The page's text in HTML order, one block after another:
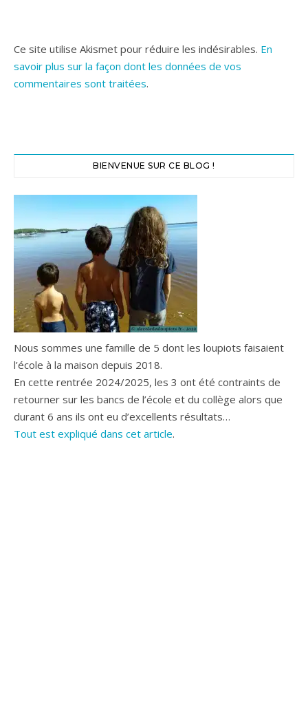
Ce site utilise Akismet pour réduire les indésirables. En
savoir plus sur la façon dont les données de vos
commentaires sont traitées.
BIENVENUE SUR CE BLOG !
Nous sommes une famille de 5 dont les loupiots faisaient
l’école à la maison depuis 2018.
En cette rentrée 2024/2025, les 3 ont été contraints de
retourner sur les bancs de l’école et du collège alors que
durant 6 ans ils ont eu d’excellents résultats…
Tout est expliqué dans cet article.